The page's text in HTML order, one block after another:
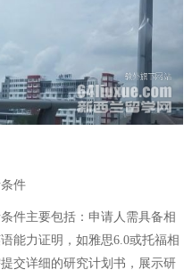
件
件主要包括：申请人需具备相
能力证明，如雅思6.0或托福相
交详细的研究计划书，展示研